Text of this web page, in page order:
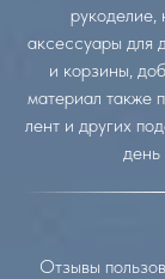
рукоделие,
аксессуары для
и корзины,
материал также
лент и других
день
Отзывы